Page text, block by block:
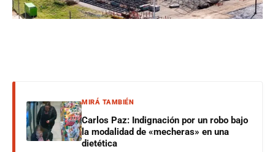
MIRÁ TAMBIÉN
Carlos Paz: Indignación por un robo bajo
la modalidad de «mecheras» en una
dietética